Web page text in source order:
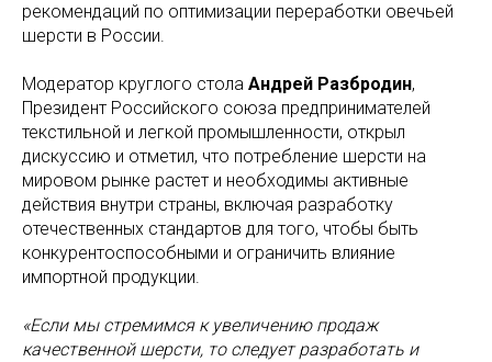
рекомендаций по оптимизации переработки овечьей
шерсти в России.
Модератор круглого стола Андрей Разбродин,
Президент Российского союза предпринимателей
текстильной и легкой промышленности, открыл
дискуссию и отметил, что потребление шерсти на
мировом рынке растет и необходимы активные
действия внутри страны, включая разработку
отечественных стандартов для того, чтобы быть
конкурентоспособными и ограничить влияние
импортной продукции.
«Если мы стремимся к увеличению продаж
качественной шерсти, то следует разработать и